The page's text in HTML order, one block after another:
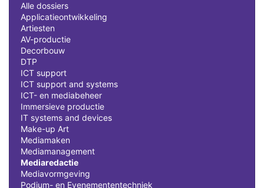
Alle dossiers
Applicatieontwikkeling
Artiesten
AV-productie
Decorbouw
DTP
ICT support
ICT support and systems
ICT- en mediabeheer
Immersieve productie
IT systems and devices
Make-up Art
Mediamaken
Mediamanagement
Mediaredactie
Mediavormgeving
Podium- en Evenemententechniek